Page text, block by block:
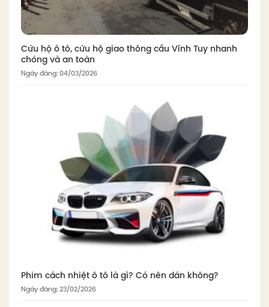
Cứu hộ ô tô, cứu hộ giao thông cầu Vĩnh Tuy nhanh
chóng và an toàn
Ngày đăng: 04/03/2026
Phim cách nhiệt ô tô là gì? Có nên dán không?
Ngày đăng: 23/02/2026